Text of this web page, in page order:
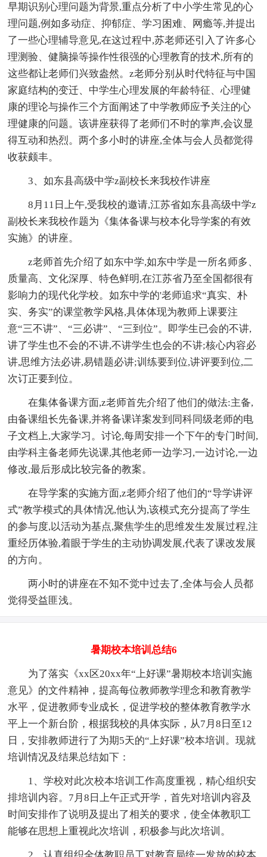
早期识别心理问题为背景,重点分析了中小学生常见的心
理问题,例如多动症、抑郁症、学习困难、网瘾等,并提出
了一些心理辅导意见,在这过程中,苏老师还引入了许多心
理测验、健脑操等操作性很强的心理教育的技术,所有的
这些都让老师们兴致盎然。z老师分别从时代特征与中国
家庭结构的变迁、中学生心理发展的年龄特征、心理健
康的理论与操作三个方面阐述了中学教师应予关注的心
理健康的问题。该讲座获得了老师们不时的掌声,会议显
得互动和热烈。两个多小时的讲座,全体与会人员都觉得
收获颇丰。
3、如东县高级中学z副校长来我校作讲座
8月11日上午,受我校的邀请,江苏省如东县高级中学z
副校长来我校作题为《集体备课与校本化导学案的有效
实施》的讲座。
z老师首先介绍了如东中学,如东中学是一所名师多、
质量高、文化深厚、特色鲜明,在江苏省乃至全国都很有
影响力的现代化学校。如东中学的'老师追求“真实、朴
实、务实”的课堂教学风格,具体体现为教师上课要注
意“三不讲”、“三必讲”、“三到位”。即学生已会的不讲,
讲了学生也不会的不讲,不讲学生也会的不讲;核心内容必
讲,思维方法必讲,易错题必讲;训练要到位,讲评要到位,二
次订正要到位。
在集体备课方面,z老师首先介绍了他们的做法:主备,
由备课组长先备课,并将备课详案发到同科同级老师的电
子文档上,大家学习。讨论,每周安排一个下午的专门时间,
由学科主备老师先说课,其他老师一边学习,一边讨论,一边
修改,最后形成比较完备的教案。
在导学案的实施方面,z老师介绍了他们的“导学讲评
式”教学模式的具体情况,他认为,该模式充分提高了学生
的参与度,以活动为基点,聚焦学生的思维发生发展过程,注
重经历体验,着眼于学生的主动协调发展,代表了课改发展
的方向。
两小时的讲座在不知不觉中过去了,全体与会人员都
觉得受益匪浅。
暑期校本培训总结6
为了落实《xx区20xx年“上好课”暑期校本培训实施
意见》的文件精神，提高每位教师教学理念和教育教学
水平，促进教师专业成长，促进学校的整体教育教学水
平上一个新台阶，根据我校的具体实际，从7月8日至12
日，安排教师进行了为期5天的“上好课”校本培训。现就
培训情况及结果总结如下：
1、学校对此次校本培训工作高度重视，精心组织安
排培训内容。7月8日上午正式开学，首先对培训内容及
时间安排作了说明及提出了相关的要求，使全体教职工
能够在思想上重视此次培训，积极参与此次培训。
2、认真组织全体教职员工对教育局统一发放的校本